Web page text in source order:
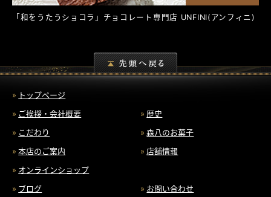
「和をうたうショコラ」チョコレート専門店 UNFINI(アンフィニ)
トップページ
ご挨拶・会社概要
歴史
こだわり
森八のお菓子
本店のご案内
店舗情報
オンラインショップ
ブログ
お問い合わせ